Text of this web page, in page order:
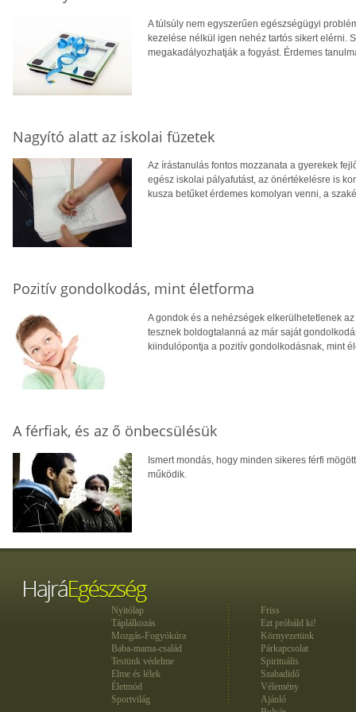
A túlsúly nem egyszerűen egészségügyi
kezelése nélkül igen nehéz tartós sikert elérni.
megakadályozhatják a fogyást. Érdemes
Nagyító alatt az iskolai füzetek
Az írástanulás fontos mozzanata a gyerekek
egész iskolai pályafutást, az önértékelésre is
kusza betűket érdemes komolyan venni, a
Pozitív gondolkodás, mint életforma
A gondok és a nehézségek elkerülhetetlenek
tesznek boldogtalanná az már saját
kiindulópontja a pozitív gondolkodásnak, mint
A férfiak, és az ő önbecsülésük
Ismert mondás, hogy minden sikeres férfi
működik.
Nyitólap
Táplálkozás
Mozgás-Fogyókúra
Baba-mama-család
Testünk védelme
Elme és lélek
Életmód
Sportvilág
Friss
Ezt próbáld ki!
Környezetünk
Párkapcsolat
Spirituális
Szabadidő
Vélemény
Ajánló